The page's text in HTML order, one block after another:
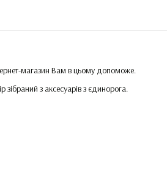
магазин Вам в цьому допоможе.
з аксесуарів з єдинорога.